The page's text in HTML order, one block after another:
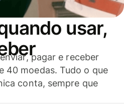
usar,
pagar e receber
40 moedas. Tudo o que
conta, sempre que